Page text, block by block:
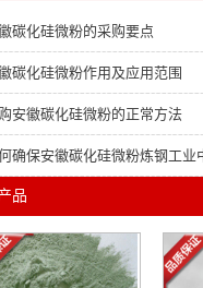
碳化硅微粉的采购要点
碳化硅微粉作用及应用范围
安徽碳化硅微粉的正常方法
确保安徽碳化硅微粉炼钢工业
品